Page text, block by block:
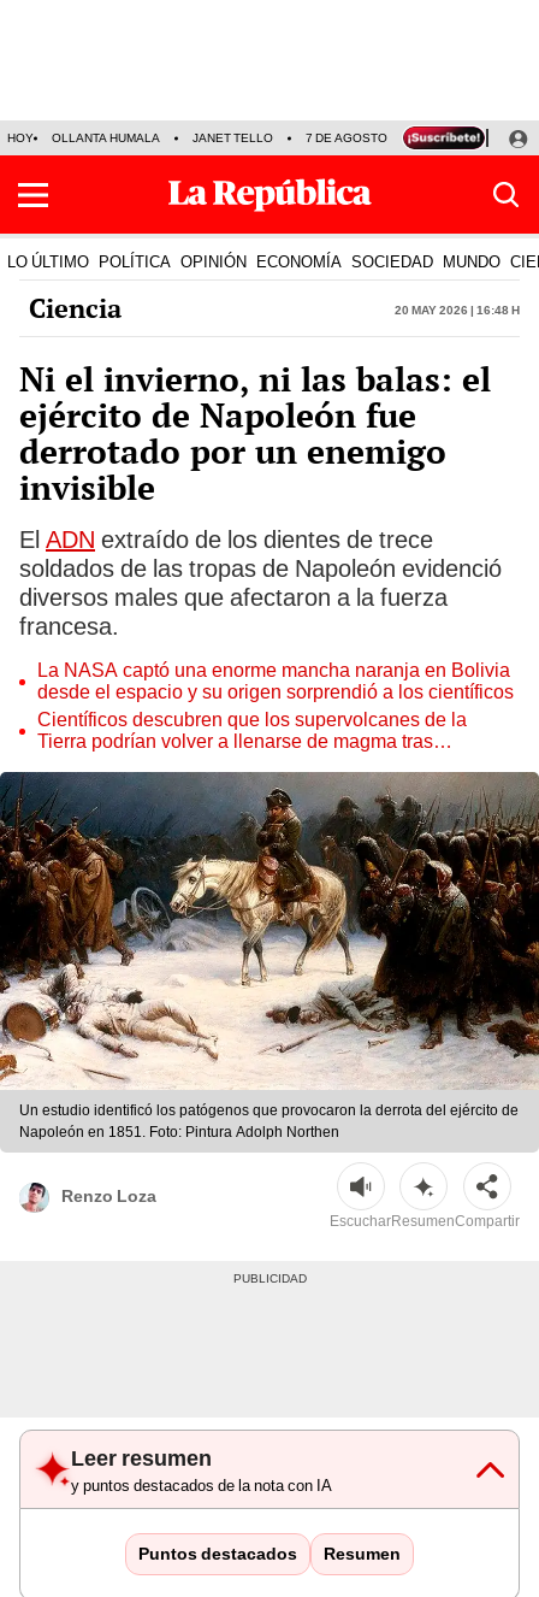
HOY OLLANTA HUMALA JANET TELLO 7 DE AGOSTO TINKA RESULTADOS
LO ÚLTIMO POLÍTICA OPINIÓN ECONOMÍA SOCIEDAD MUNDO
Ciencia 20 May 2026 | 16:48 h
Ni el invierno, ni las balas: el
ejército de Napoleón fue
derrotado por un enemigo
invisible
El ADN extraído de los dientes de trece
soldados de las tropas de Napoleón evidenció
diversos males que afectaron a la fuerza
francesa.
La NASA captó una enorme mancha naranja en Bolivia
desde el espacio y su origen sorprendió a los científicos
Científicos descubren que los supervolcanes de la
Tierra podrían volver a llenarse de magma tras
Un estudio identificó los patógenos que provocaron la derrota del ejército de
Napoleón en 1851. Foto: Pintura Adolph Northen
Renzo Loza
EscucharResumenCompartir
Leer resumen
y puntos destacados de la nota con IA
Puntos destacados Resumen